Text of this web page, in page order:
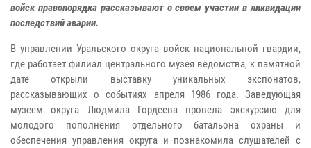
войск правопорядка рассказывают о своем участии в ликвидации
последствий аварии.
В управлении Уральского округа войск национальной гвардии,
где работает филиал центрального музея ведомства, к памятной
дате открыли выставку уникальных экспонатов,
рассказывающих о событиях апреля 1986 года. Заведующая
музеем округа Людмила Гордеева провела экскурсию для
молодого пополнения отдельного батальона охраны и
обеспечения управления округа и познакомила слушателей с